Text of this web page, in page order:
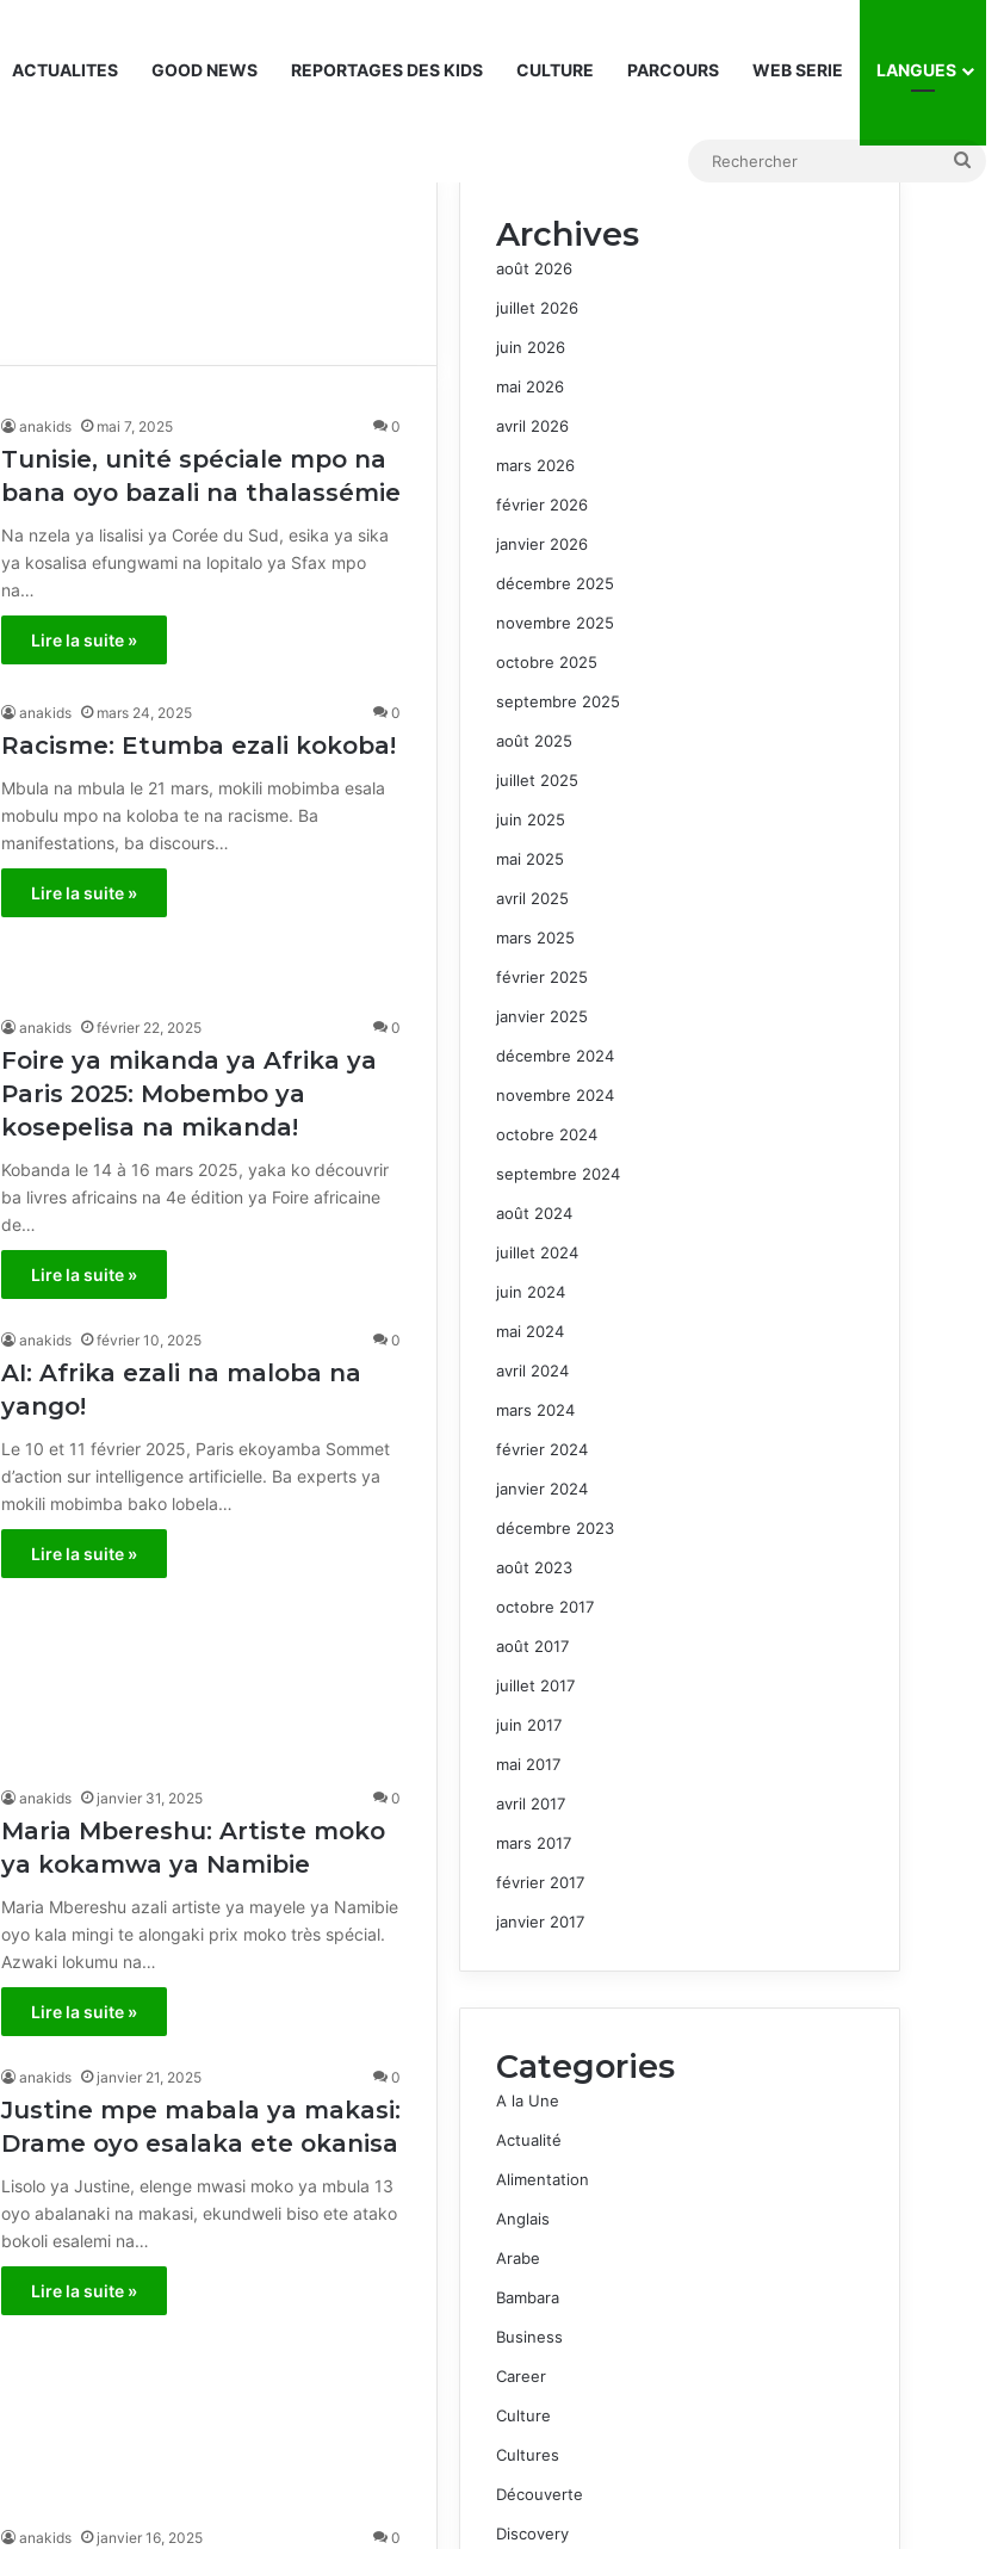
ACTUALITES GOOD NEWS REPORTAGES DES KIDS CULTURE PARCOURS WEB SERIE LANGUES
anakids mai 7, 2025 0
Tunisie, unité spéciale mpo na
bana oyo bazali na thalassémie
Na nzela ya lisalisi ya Corée du Sud, esika ya sika
ya kosalisa efungwami na lopitalo ya Sfax mpo
na…
Lire la suite »
anakids mars 24, 2025 0
Racisme: Etumba ezali kokoba!
Mbula na mbula le 21 mars, mokili mobimba esala
mobulu mpo na koloba te na racisme. Ba
manifestations, ba discours…
Lire la suite »
anakids février 22, 2025 0
Foire ya mikanda ya Afrika ya
Paris 2025: Mobembo ya
kosepelisa na mikanda!
Kobanda le 14 à 16 mars 2025, yaka ko découvrir
ba livres africains na 4e édition ya Foire africaine
de…
Lire la suite »
anakids février 10, 2025 0
AI: Afrika ezali na maloba na
yango!
Le 10 et 11 février 2025, Paris ekoyamba Sommet
d’action sur intelligence artificielle. Ba experts ya
mokili mobimba bako lobela…
Lire la suite »
anakids janvier 31, 2025 0
Maria Mbereshu: Artiste moko
ya kokamwa ya Namibie
Maria Mbereshu azali artiste ya mayele ya Namibie
oyo kala mingi te alongaki prix moko très spécial.
Azwaki lokumu na…
Lire la suite »
anakids janvier 21, 2025 0
Justine mpe mabala ya makasi:
Drame oyo esalaka ete okanisa
Lisolo ya Justine, elenge mwasi moko ya mbula 13
oyo abalanaki na makasi, ekundweli biso ete atako
bokoli esalemi na…
Lire la suite »
anakids janvier 16, 2025 0
Archives
août 2026
juillet 2026
juin 2026
mai 2026
avril 2026
mars 2026
février 2026
janvier 2026
décembre 2025
novembre 2025
octobre 2025
septembre 2025
août 2025
juillet 2025
juin 2025
mai 2025
avril 2025
mars 2025
février 2025
janvier 2025
décembre 2024
novembre 2024
octobre 2024
septembre 2024
août 2024
juillet 2024
juin 2024
mai 2024
avril 2024
mars 2024
février 2024
janvier 2024
décembre 2023
août 2023
octobre 2017
août 2017
juillet 2017
juin 2017
mai 2017
avril 2017
mars 2017
février 2017
janvier 2017
Categories
A la Une
Actualité
Alimentation
Anglais
Arabe
Bambara
Business
Career
Culture
Cultures
Découverte
Discovery